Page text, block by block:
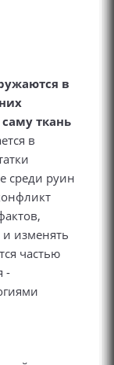
в
ткань
в
среди руин
изменять
частью
-